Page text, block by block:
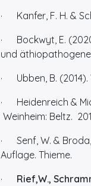
· Kanfer, F. H. &
· Bockwyt, E.
und
· Ubben, B. (2014).
· Heidenreich &
Weinheim: Beltz.
· Senf, W. &
Auflage. Thieme.
· Rief,W.,